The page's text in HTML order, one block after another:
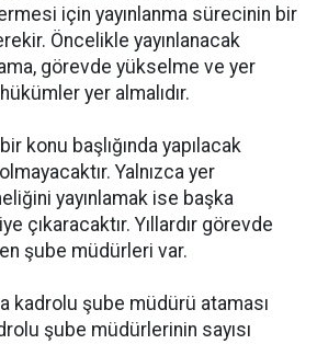
için yayınlanma sürecinin bir
Öncelikle yayınlanacak
görevde yükselme ve yer
yer almalıdır.
konu başlığında yapılacak
Yalnızca yer
yayınlamak ise başka
çıkaracaktır. Yıllardır görevde
şube müdürleri var.
kadrolu şube müdürü ataması
şube müdürlerinin sayısı